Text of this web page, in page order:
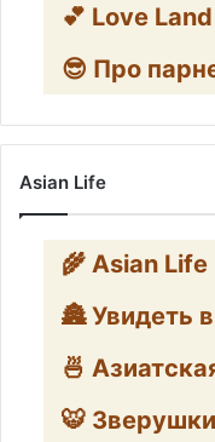
💕 Love Land
😎 Про
Asian Life
🌾 Asian Life
🏯 Увидеть
🍜
🐯